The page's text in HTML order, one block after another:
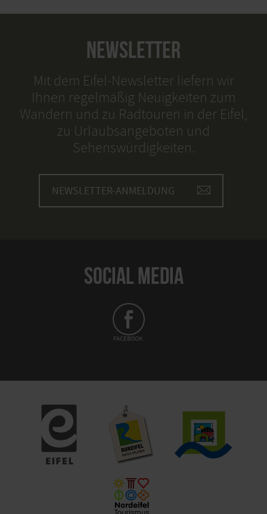
NEWSLETTER
Mit dem Eifel-Newsletter liefern wir
Ihnen regelmäßig Neuigkeiten zum
Wandern und zu Radtouren in der Eifel,
zu Urlaubsangeboten und
Sehenswürdigkeiten.
NEWSLETTER-ANMELDUNG
SOCIAL MEDIA
FACEBOOK